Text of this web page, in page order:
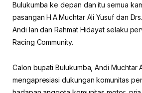
Bulukumba ke depan dan itu semua
pasangan H.A.Muchtar Ali Yusuf dan
Andi Ian dan Rahmat Hidayat selaku
Racing Community.
Calon bupati Bulukumba, Andi Muchtar
mengapresiasi dukungan komunitas